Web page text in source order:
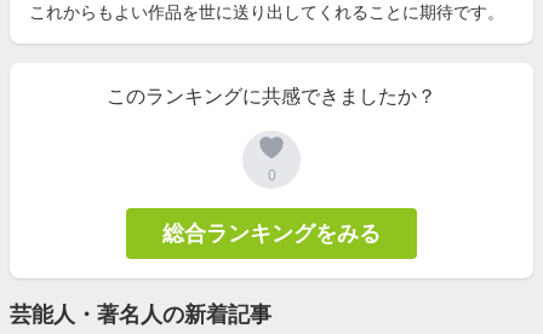
これからもよい作品を世に送り出してくれることに期待です。
このランキングに共感できましたか？
0
総合ランキングをみる
芸能人・著名人の新着記事